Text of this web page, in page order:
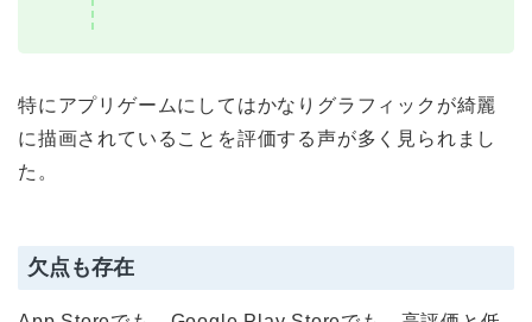
特にアプリゲームにしてはかなりグラフィックが綺麗
に描画されていることを評価する声が多く見られまし
た。
欠点も存在